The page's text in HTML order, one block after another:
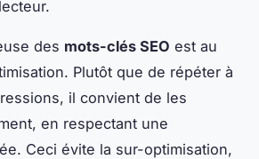
des mots-clés SEO est au
Plutôt que de répéter à
il convient de les
en respectant une
Ceci évite la sur-optimisation,